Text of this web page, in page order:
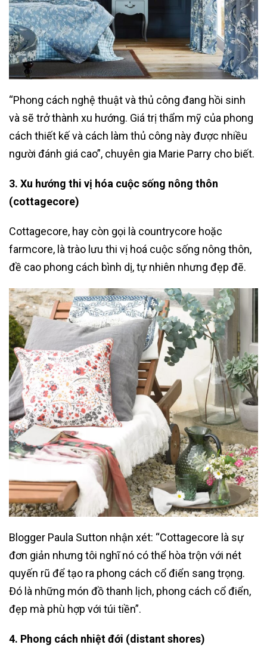
“Phong cách nghệ thuật và thủ công đang hồi sinh
và sẽ trở thành xu hướng. Giá trị thẩm mỹ của phong
cách thiết kế và cách làm thủ công này được nhiều
người đánh giá cao”, chuyên gia Marie Parry cho biết.
3. Xu hướng thi vị hóa cuộc sống nông thôn
(cottagecore)
Cottagecore, hay còn gọi là countrycore hoặc
farmcore, là trào lưu thi vị hoá cuộc sống nông thôn,
đề cao phong cách bình dị, tự nhiên nhưng đẹp đẽ.
Blogger Paula Sutton nhận xét: “Cottagecore là sự
đơn giản nhưng tôi nghĩ nó có thể hòa trộn với nét
quyến rũ để tạo ra phong cách cổ điển sang trọng.
Đó là những món đồ thanh lịch, phong cách cổ điển,
đẹp mà phù hợp với túi tiền”.
4. Phong cách nhiệt đới (distant shores)